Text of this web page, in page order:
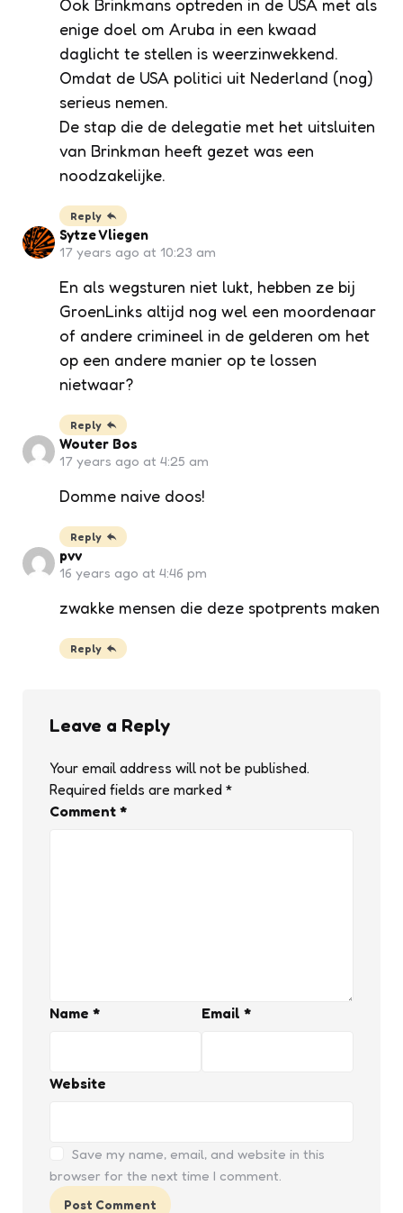
Ook Brinkmans optreden in de USA met als
enige doel om Aruba in een kwaad
daglicht te stellen is weerzinwekkend.
Omdat de USA politici uit Nederland (nog)
serieus nemen.
De stap die de delegatie met het uitsluiten
van Brinkman heeft gezet was een
noodzakelijke.
Reply
Sytze Vliegen
17 years ago at 10:23 am
En als wegsturen niet lukt, hebben ze bij
GroenLinks altijd nog wel een moordenaar
of andere crimineel in de gelderen om het
op een andere manier op te lossen
nietwaar?
Reply
Wouter Bos
17 years ago at 4:25 am
Domme naive doos!
Reply
pvv
16 years ago at 4:46 pm
zwakke mensen die deze spotprents maken
Reply
Leave a Reply
Your email address will not be published.
Required fields are marked *
Comment *
Name * Email *
Website
Save my name, email, and website in this
browser for the next time I comment.